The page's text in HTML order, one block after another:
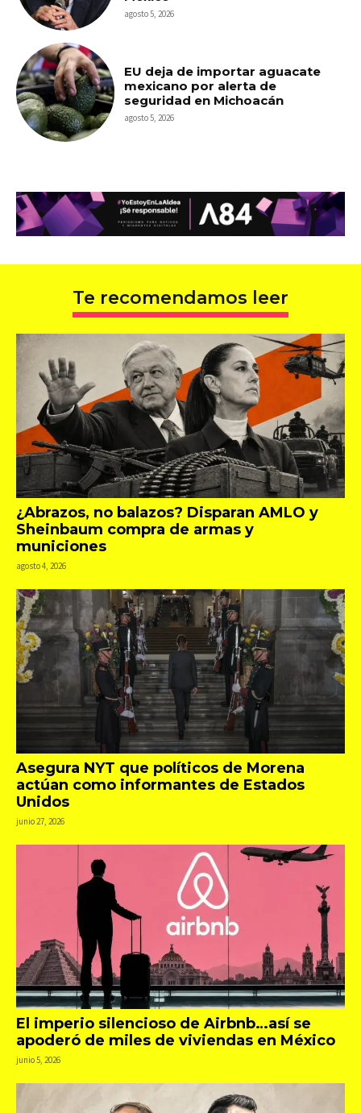
agosto 5, 2026
EU deja de importar aguacate
mexicano por alerta de
seguridad en Michoacán
agosto 5, 2026
Te recomendamos leer
¿Abrazos, no balazos? Disparan AMLO y
Sheinbaum compra de armas y
municiones
agosto 4, 2026
Asegura NYT que políticos de Morena
actúan como informantes de Estados
Unidos
junio 27, 2026
El imperio silencioso de Airbnb…así se
apoderó de miles de viviendas en México
junio 5, 2026